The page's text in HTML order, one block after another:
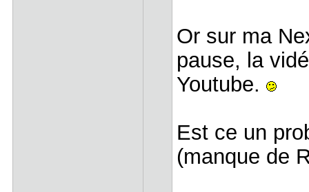
Or sur ma
pause, la
Youtube.
Est ce un
(manque de